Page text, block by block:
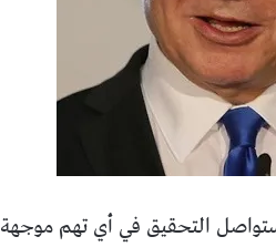
التحقيق في أي تهم موجهة